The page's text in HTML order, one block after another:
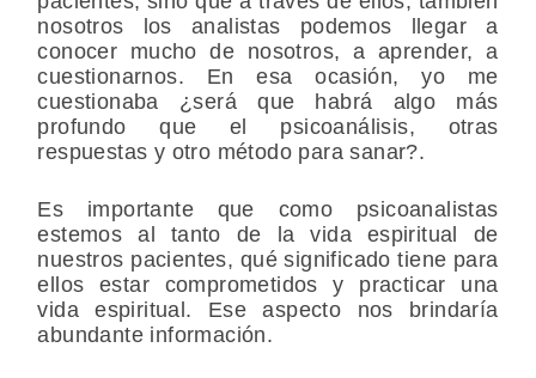
nosotros los analistas podemos llegar a
conocer mucho de nosotros, a aprender, a
cuestionarnos. En esa ocasión, yo me
cuestionaba ¿será que habrá algo más
profundo que el psicoanálisis, otras
respuestas y otro método para sanar?.
Es importante que como psicoanalistas
estemos al tanto de la vida espiritual de
nuestros pacientes, qué significado tiene para
ellos estar comprometidos y practicar una
vida espiritual. Ese aspecto nos brindaría
abundante información.